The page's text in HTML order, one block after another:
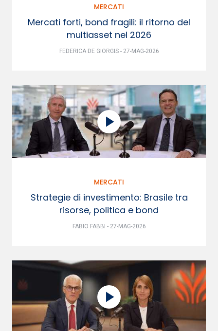
MERCATI
Mercati forti, bond fragili: il ritorno del
multiasset nel 2026
FEDERICA DE GIORGIS - 27-MAG-2026
MERCATI
Strategie di investimento: Brasile tra
risorse, politica e bond
FABIO FABBI - 27-MAG-2026